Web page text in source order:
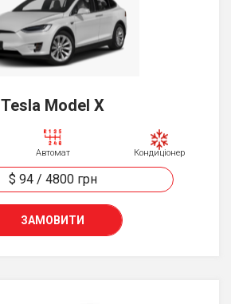
Tesla Model X
Автомат Кондиціонер
$ 94/ 4800 грн
ЗАМОВИТИ